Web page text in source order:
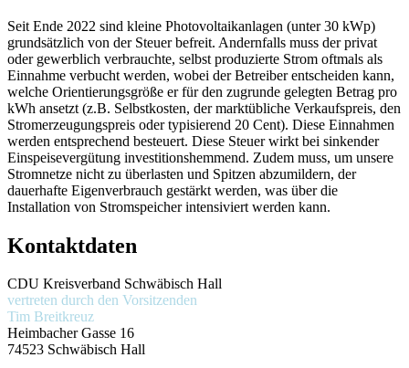
Seit Ende 2022 sind kleine Photovoltaikanlagen (unter 30 kWp)
grundsätzlich von der Steuer befreit. Andernfalls muss der privat
oder gewerblich verbrauchte, selbst produzierte Strom oftmals als
Einnahme verbucht werden, wobei der Betreiber entscheiden kann,
welche Orientierungsgröße er für den zugrunde gelegten Betrag pro
kWh ansetzt (z.B. Selbstkosten, der marktübliche Verkaufspreis, den
Stromerzeugungspreis oder typisierend 20 Cent). Diese Einnahmen
werden entsprechend besteuert. Diese Steuer wirkt bei sinkender
Einspeisevergütung investitionshemmend. Zudem muss, um unsere
Stromnetze nicht zu überlasten und Spitzen abzumildern, der
dauerhafte Eigenverbrauch gestärkt werden, was über die
Installation von Stromspeicher intensiviert werden kann.
Kontaktdaten
CDU Kreisverband Schwäbisch Hall
vertreten durch den Vorsitzenden
Tim Breitkreuz
Heimbacher Gasse 16
74523 Schwäbisch Hall